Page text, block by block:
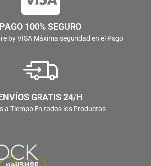
PAGO 100% SEGURO
by VISA Máxima seguridad en el Pago
GRATIS 24/H
a Tiempo En todos los Productos